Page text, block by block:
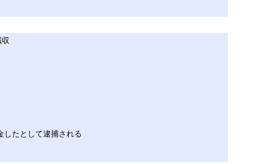
したとして逮捕される